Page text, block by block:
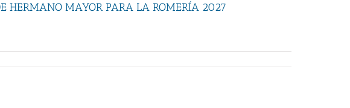
HERMANO MAYOR PARA LA ROMERÍA 2027